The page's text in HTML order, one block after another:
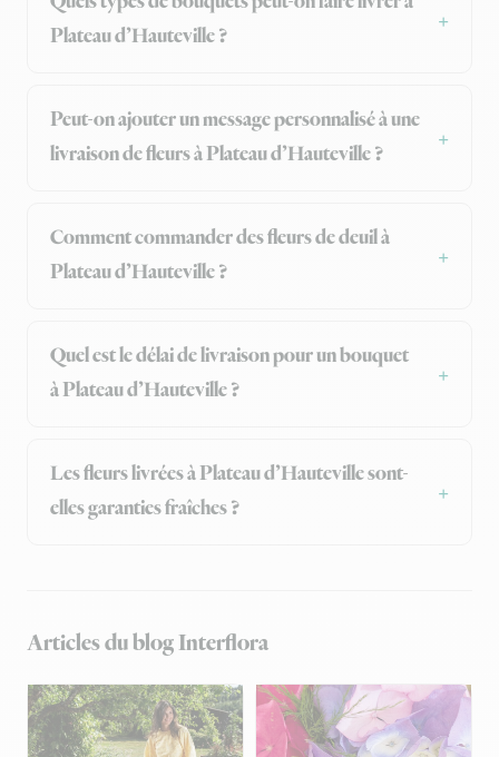
Plateau d’Hauteville ?
Peut-on ajouter un message personnalisé à une
livraison de fleurs à Plateau d’Hauteville ?
Comment commander des fleurs de deuil à
Plateau d’Hauteville ?
Quel est le délai de livraison pour un bouquet
à Plateau d’Hauteville ?
Les fleurs livrées à Plateau d’Hauteville sont-
elles garanties fraîches ?
Articles du blog Interflora